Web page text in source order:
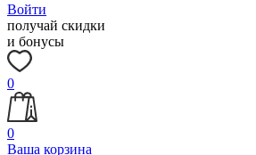
Войти
получай скидки
и бонусы
0
0
Ваша корзина